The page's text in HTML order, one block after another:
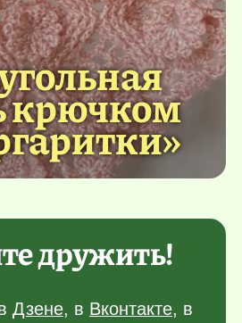
крючком
дружить!
Дзене, в Вконтакте, в